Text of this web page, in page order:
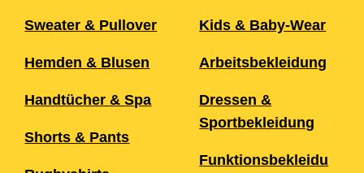
Sweater & Pullover
Hemden & Blusen
Handtücher & Spa
Shorts & Pants
Kids & Baby-Wear
Arbeitsbekleidung
Dressen &
Sportbekleidung
Funktionsbekleidu